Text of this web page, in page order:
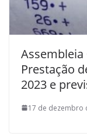
Prestação
2023 e
17 de dezembro